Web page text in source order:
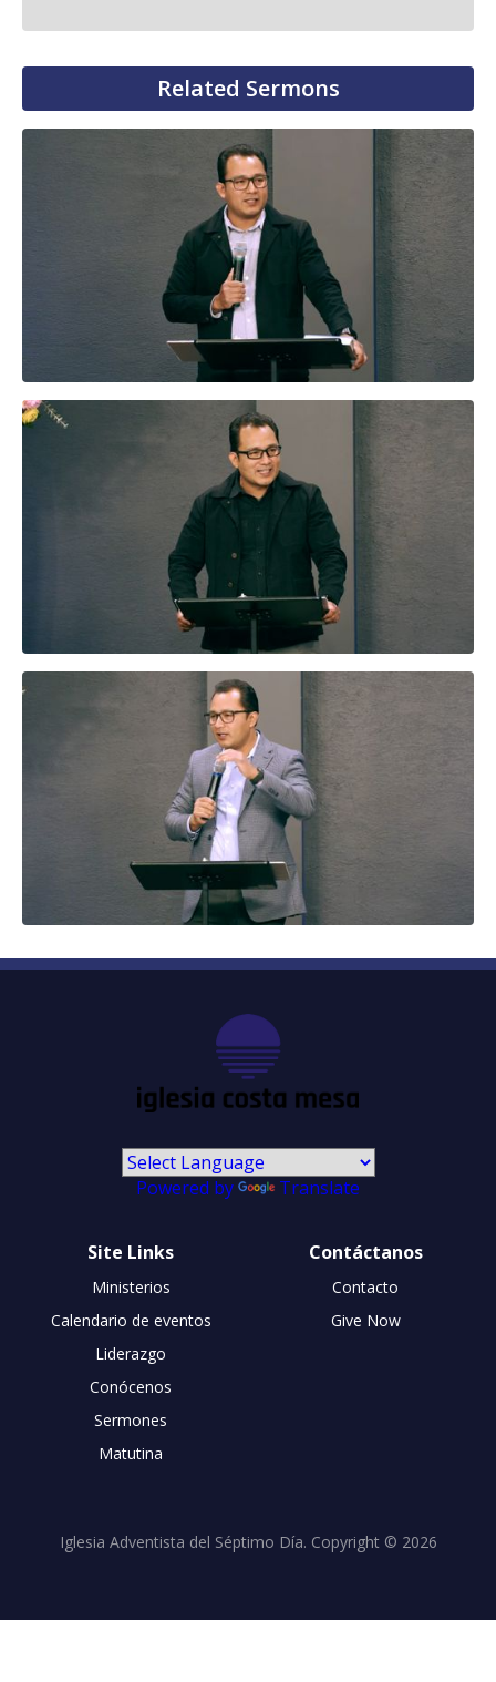
Related Sermons
Powered by Translate
Site Links
Ministerios
Calendario de eventos
Liderazgo
Conócenos
Sermones
Matutina
Contáctanos
Contacto
Give Now
Iglesia Adventista del Séptimo Día. Copyright © 2026